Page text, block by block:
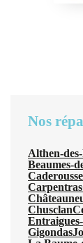
Nos
Althen-
Beaumes-
Caderousse
Carpentras
Chusclan
Gigondas